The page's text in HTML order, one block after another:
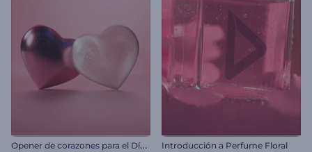
O
pener de corazones para el Día de San Valentín Introducción a Perfume Floral